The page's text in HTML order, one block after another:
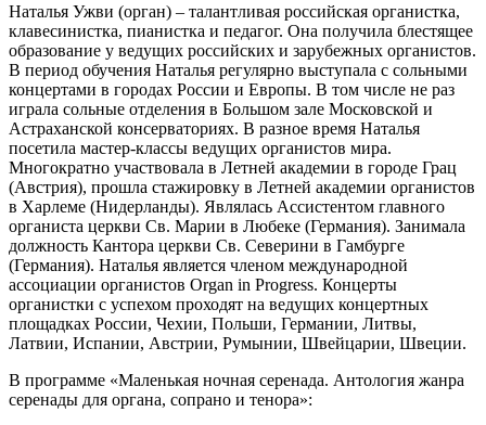
Наталья Ужви (орган) – талантливая российская органистка,
клавесинистка, пианистка и педагог. Она получила блестящее
образование у ведущих российских и зарубежных органистов.
В период обучения Наталья регулярно выступала с сольными
концертами в городах России и Европы. В том числе не раз
играла сольные отделения в Большом зале Московской и
Астраханской консерваториях. В разное время Наталья
посетила мастер-классы ведущих органистов мира.
Многократно участвовала в Летней академии в городе Грац
(Австрия), прошла стажировку в Летней академии органистов
в Харлеме (Нидерланды). Являлась Ассистентом главного
органиста церкви Св. Марии в Любеке (Германия). Занимала
должность Кантора церкви Св. Северини в Гамбурге
(Германия). Наталья является членом международной
ассоциации органистов Organ in Progress. Концерты
органистки с успехом проходят на ведущих концертных
площадках России, Чехии, Польши, Германии, Литвы,
Латвии, Испании, Австрии, Румынии, Швейцарии, Швеции.
В программе «Маленькая ночная серенада. Антология жанра
серенады для органа, сопрано и тенора»: